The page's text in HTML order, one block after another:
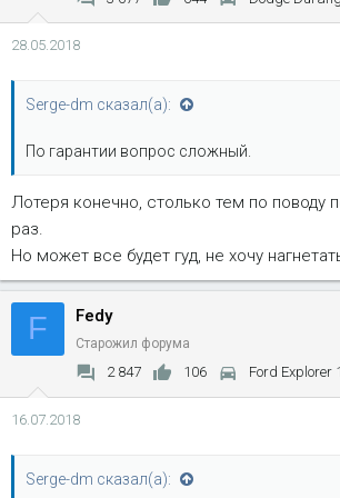
28.05.2018
Serge-dm сказал(а):
По гарантии вопрос сложный.
Лотеря конечно, столько тем по поводу
раз.
Но может все будет гуд, не хочу
F Fedy
Старожил форума
2 847 106 Ford Explorer
16.07.2018
Serge-dm сказал(а):